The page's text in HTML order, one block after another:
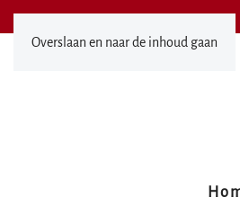
Overslaan en naar de inhoud gaan